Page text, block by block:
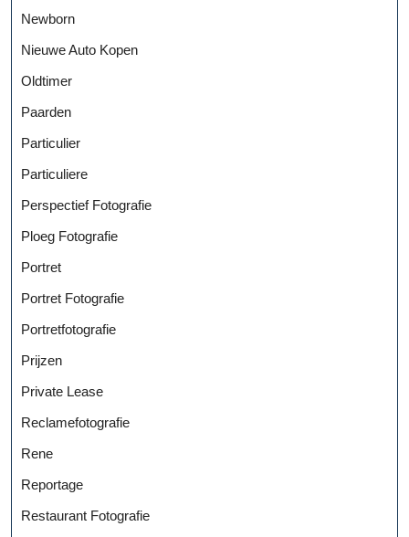
Newborn
Nieuwe Auto Kopen
Oldtimer
Paarden
Particulier
Particuliere
Perspectief Fotografie
Ploeg Fotografie
Portret
Portret Fotografie
Portretfotografie
Prijzen
Private Lease
Reclamefotografie
Rene
Reportage
Restaurant Fotografie